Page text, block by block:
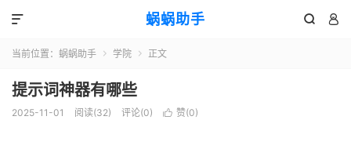
蜗蜗助手  

当前位置： 蜗蜗助手  学院  正文
提示词神器有哪些
2025-11-01 阅读(32) 评论(0)  赞(0)